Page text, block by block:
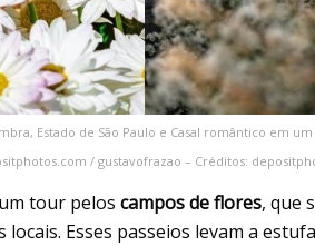
Estado de São Paulo e Casal romântico em
/ gustavofrazao – Créditos:
tour pelos campos de flores, que
Esses passeios levam a